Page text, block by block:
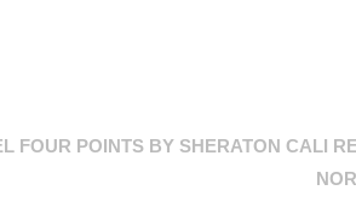
FOUR POINTS BY SHERATON CALI